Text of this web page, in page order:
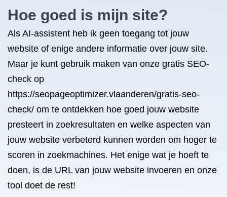
Hoe goed is mijn site?
Als AI-assistent heb ik geen toegang tot jouw
website of enige andere informatie over jouw site.
Maar je kunt gebruik maken van onze gratis SEO-
check op
https://seopageoptimizer.vlaanderen/gratis-seo-
check/ om te ontdekken hoe goed jouw website
presteert in zoekresultaten en welke aspecten van
jouw website verbeterd kunnen worden om hoger te
scoren in zoekmachines. Het enige wat je hoeft te
doen, is de URL van jouw website invoeren en onze
tool doet de rest!